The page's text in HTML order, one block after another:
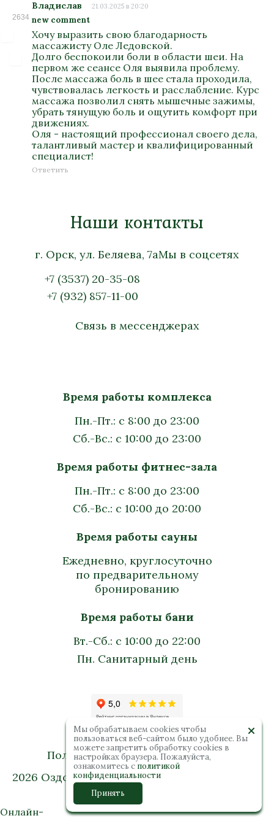
2634
Владислав 21.03.2025 в 20:20
new comment
Хочу выразить свою благодарность
массажисту Оле Ледовской.
Долго беспокоили боли в области шеи. На
первом же сеансе Оля выявила проблему.
После массажа боль в шее стала проходила,
чувствовалась легкость и расслабление. Курс
массажа позволил снять мышечные зажимы,
убрать тянущую боль и ощутить комфорт при
движениях.
Оля - настоящий профессионал своего дела,
талантливый мастер и квалифицированный
специалист!
Ответить
Наши контакты
г. Орск, ул. Беляева, 7а
+7 (3537) 20-35-08
+7 (932) 857-11-00
Мы в соцсетях
Связь в мессенджерах
Время работы комплекса
Пн.-Пт.: с 8:00 до 23:00
Сб.-Вс.: с 10:00 до 23:00
Время работы фитнес-зала
Пн.-Пт.: с 8:00 до 23:00
Сб.-Вс.: с 10:00 до 20:00
Время работы сауны
Ежедневно, круглосуточно
по предварительному
бронированию
Время работы бани
Вт.-Сб.: с 10:00 до 22:00
Пн. Санитарный день
Политика конфиденциальности
2026 Оздоровительный комплекс “Колибри”.
Все права защищены
Мы обрабатываем cookies чтобы
пользоваться веб-сайтом было удобнее. Вы
можете запретить обработку сookies в
настройках браузера. Пожалуйста,
ознакомитесь с политикой
конфиденциальности
Принять
Онлайн-